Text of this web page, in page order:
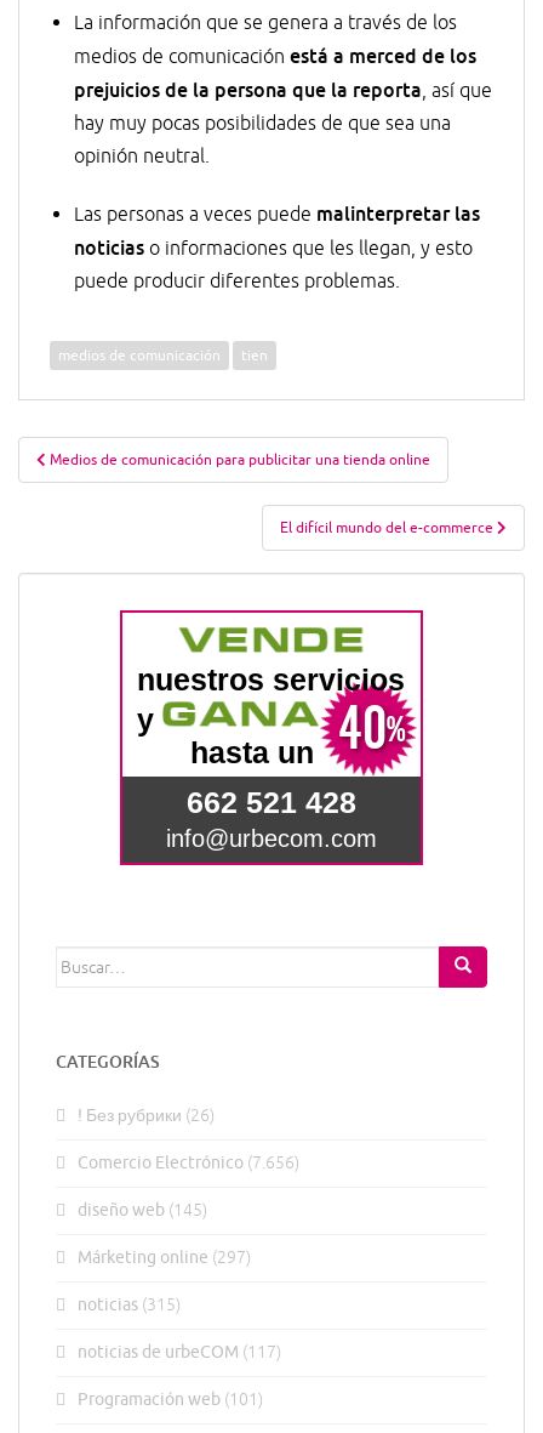
La información que se genera a través de los
medios de comunicación está a merced de los
prejuicios de la persona que la reporta, así que
hay muy pocas posibilidades de que sea una
opinión neutral.
Las personas a veces puede malinterpretar las
noticias o informaciones que les llegan, y esto
puede producir diferentes problemas.
medios de comunicación tien
Navegación
de
Medios de comunicación para publicitar una tienda online
El difícil mundo del e-commerce
Buscar:
CATEGORÍAS
! Без рубрики (26)
Comercio Electrónico (7.656)
diseño web (145)
Márketing online (297)
noticias (315)
noticias de urbeCOM (117)
Programación web (101)